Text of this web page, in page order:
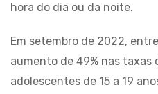
hora do dia ou da noite.
Em setembro de 2022,
aumento de 49% nas taxas
adolescentes de 15 a 19